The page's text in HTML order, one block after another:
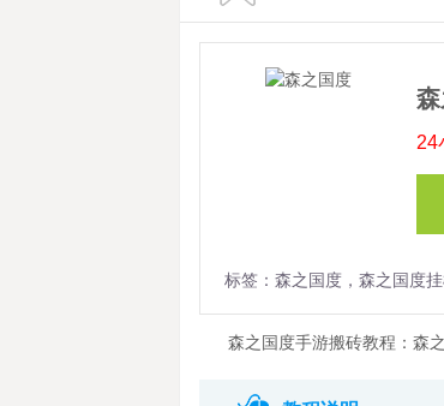
24
标签：森之国度，森之国度
森之国度手游搬砖教程：森